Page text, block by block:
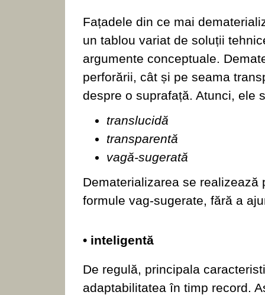
Fațadele din ce mai
un tablou variat de soluții
argumente conceptuale.
perforării, cât și pe seama
despre o suprafață. Atunci, ele
translucidă
transparentă
vagă-sugerată
Dematerializarea se
formule vag-sugerate, fără a
• inteligentă
De regulă, principala
adaptabilitatea în timp record.